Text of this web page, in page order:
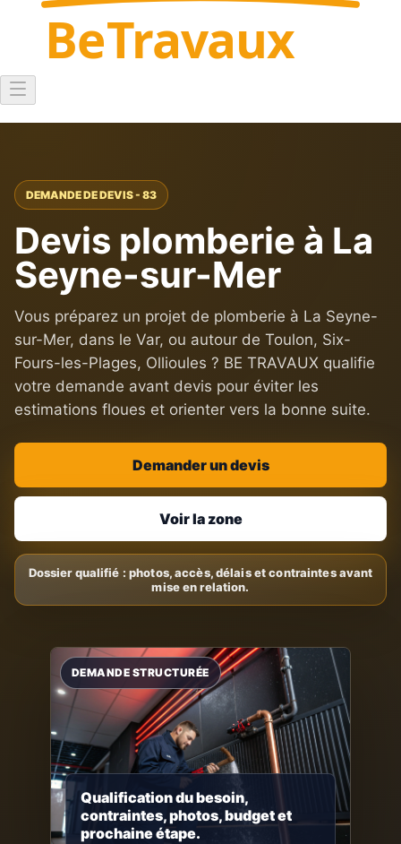
BeTravaux
DEMANDE DE DEVIS - 83
Devis plomberie à La
Seyne-sur-Mer
Vous préparez un projet de plomberie à La Seyne-
sur-Mer, dans le Var, ou autour de Toulon, Six-
Fours-les-Plages, Ollioules ? BE TRAVAUX qualifie
votre demande avant devis pour éviter les
estimations floues et orienter vers la bonne suite.
Demander un devis
Voir la zone
Qualification du besoin,
contraintes, photos, budget et
prochaine étape.